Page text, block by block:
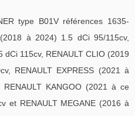
type B01V références 1635-
à 2024) 1.5 dCi 95/115cv,
115cv, RENAULT CLIO (2019
RENAULT EXPRESS (2021 à
KANGOO (2021 à ce
et RENAULT MEGANE (2016 à